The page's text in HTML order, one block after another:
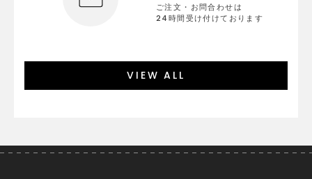
ご注文・お問合わせは
24時間受け付けております
VIEW ALL